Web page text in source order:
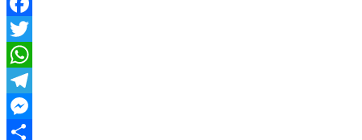
Facebook
Twitter
WhatsApp
Telegram
Messenger